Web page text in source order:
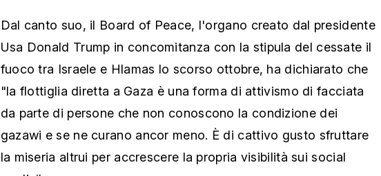
Dal canto suo, il Board of Peace, l'organo creato dal presidente
Usa Donald Trump in concomitanza con la stipula del cessate il
fuoco tra Israele e Hlamas lo scorso ottobre, ha dichiarato che
"la flottiglia diretta a Gaza è una forma di attivismo di facciata
da parte di persone che non conoscono la condizione dei
gazawi e se ne curano ancor meno. È di cattivo gusto sfruttare
la miseria altrui per accrescere la propria visibilità sui social